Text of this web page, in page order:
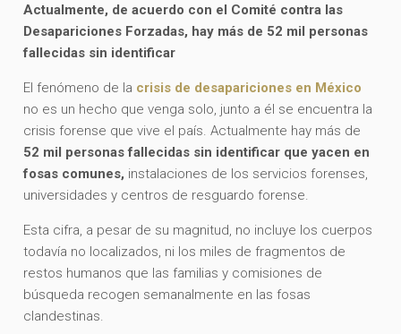
Actualmente, de acuerdo con el Comité contra las
Desapariciones Forzadas, hay más de 52 mil personas
fallecidas sin identificar
El fenómeno de la crisis de desapariciones en México
no es un hecho que venga solo, junto a él se encuentra la
crisis forense que vive el país. Actualmente hay más de
52 mil personas fallecidas sin identificar que yacen en
fosas comunes, instalaciones de los servicios forenses,
universidades y centros de resguardo forense.
Esta cifra, a pesar de su magnitud, no incluye los cuerpos
todavía no localizados, ni los miles de fragmentos de
restos humanos que las familias y comisiones de
búsqueda recogen semanalmente en las fosas
clandestinas.